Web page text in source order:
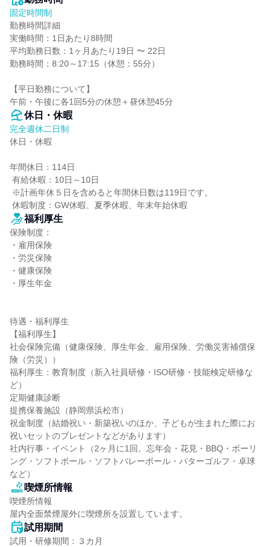
固定時間制
勤務時間詳細
実働時間：1日あたり8時間
平均勤務日数：1ヶ月あたり19日 〜 22日
勤務時間：8:20～17:15（休憩：55分）
【平日勤務について】
午前・午後に各1回5分の休憩＋昼休憩45分
休日・休暇
完全週休二日制
休日・休暇
年間休日：114日
休暇制度：GW休暇、夏季休暇、年末年始休暇
福利厚生
保険制度：
・雇用保険
・労災保険
・健康保険
・厚生年金
待遇・福利厚生
【福利厚生】
社会保険完備（健康保険、厚生年金、雇用保険、労働災害補償保
険（労災））
福利厚生：教育制度（新入社員研修・ISO研修・技能検定研修な
ど）
定期健康診断
提携保養施設（静岡県浜松市）
祝金制度（結婚祝い・新築祝いのほか、子どもが生まれた際にお
祝いセットのプレゼントなどがあります）
社内行事・イベント（2ヶ月に1回。忘年会・花見・BBQ・ボーリ
ング・ソフトボール・ソフトバレーボール・パターゴルフ・卓球
など）
喫煙所情報
喫煙所情報
屋内全面禁煙屋外に喫煙所を設置しています。
試用期間
試用・研修期間：３カ月